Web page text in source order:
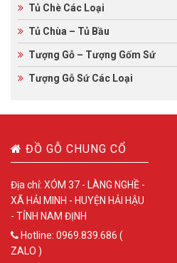
Tủ Chè Các Loại
Tủ Chùa – Tủ Bầu
Tượng Gỗ – Tượng Gốm Sứ
Tượng Gỗ Sứ Các Loại
ĐỒ GỖ CHUNG CỔ
Địa chỉ: XÓM 37 - LÀNG NGHỀ -
XÃ HẢI MINH - HUYỆN HẢI HẬU
- TỈNH NAM ĐỊNH
Hotline: 0969.839.686 (
ZALO )